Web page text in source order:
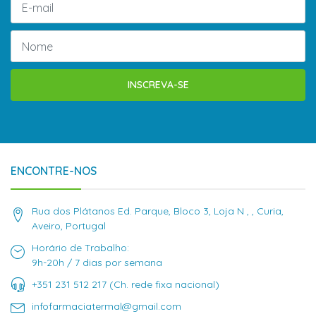
INSCREVA-SE
ENCONTRE-NOS
Rua dos Plátanos Ed. Parque, Bloco 3, Loja N , , Curia,
Aveiro, Portugal
Horário de Trabalho:
9h-20h / 7 dias por semana
+351 231 512 217 (Ch. rede fixa nacional)
infofarmaciatermal@gmail.com